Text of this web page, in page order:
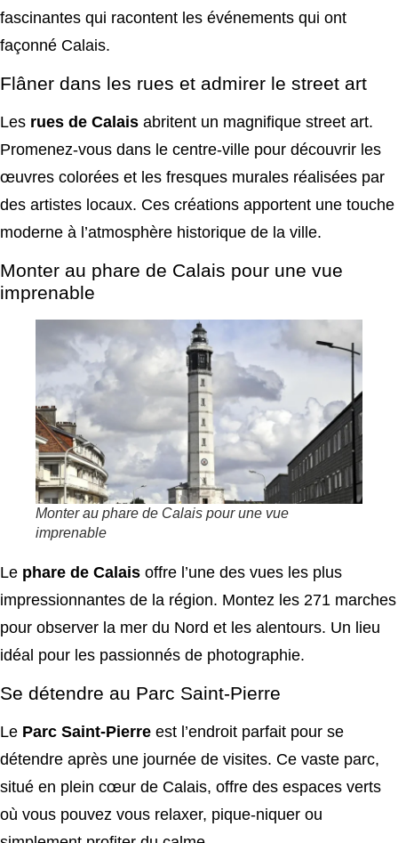
fascinantes qui racontent les événements qui ont
façonné Calais.
Flâner dans les rues et admirer le street art
Les rues de Calais abritent un magnifique street art.
Promenez-vous dans le centre-ville pour découvrir les
œuvres colorées et les fresques murales réalisées par
des artistes locaux. Ces créations apportent une touche
moderne à l’atmosphère historique de la ville.
Monter au phare de Calais pour une vue
imprenable
Monter au phare de Calais pour une vue
imprenable
Le phare de Calais offre l’une des vues les plus
impressionnantes de la région. Montez les 271 marches
pour observer la mer du Nord et les alentours. Un lieu
idéal pour les passionnés de photographie.
Se détendre au Parc Saint-Pierre
Le Parc Saint-Pierre est l’endroit parfait pour se
détendre après une journée de visites. Ce vaste parc,
situé en plein cœur de Calais, offre des espaces verts
où vous pouvez vous relaxer, pique-niquer ou